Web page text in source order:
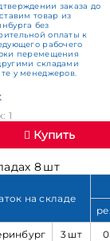
заказа до
товар из
без
оплаты к
рабочего
перемещения
складами
у менеджеров.
1
Купить
8 шт
на складе
3 шт